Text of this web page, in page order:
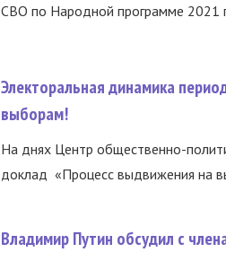
СВО по Народной программе 2021
Электоральная динамика
выборам!
На днях Центр общественно-
доклад «Процесс выдвижения на
Владимир Путин обсудил с